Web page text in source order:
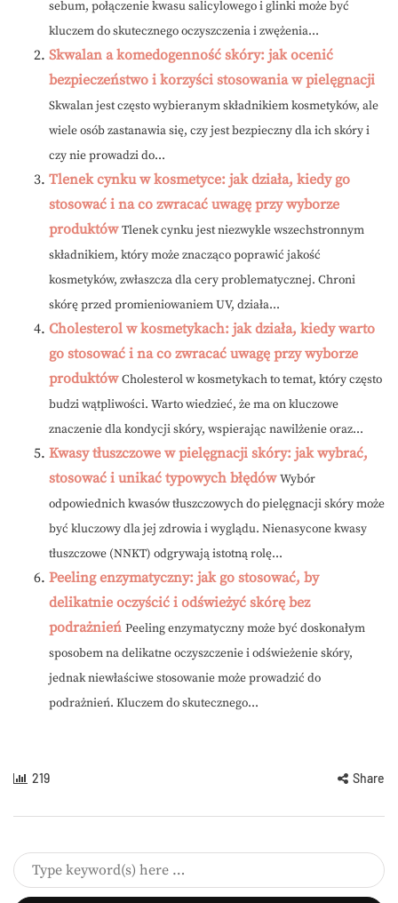
sebum, połączenie kwasu salicylowego i glinki może być
kluczem do skutecznego oczyszczenia i zwężenia...
Skwalan a komedogenność skóry: jak ocenić
bezpieczeństwo i korzyści stosowania w pielęgnacji
Skwalan jest często wybieranym składnikiem kosmetyków, ale
wiele osób zastanawia się, czy jest bezpieczny dla ich skóry i
czy nie prowadzi do...
Tlenek cynku w kosmetyce: jak działa, kiedy go
stosować i na co zwracać uwagę przy wyborze
produktów Tlenek cynku jest niezwykle wszechstronnym
składnikiem, który może znacząco poprawić jakość
kosmetyków, zwłaszcza dla cery problematycznej. Chroni
skórę przed promieniowaniem UV, działa...
Cholesterol w kosmetykach: jak działa, kiedy warto
go stosować i na co zwracać uwagę przy wyborze
produktów Cholesterol w kosmetykach to temat, który często
budzi wątpliwości. Warto wiedzieć, że ma on kluczowe
znaczenie dla kondycji skóry, wspierając nawilżenie oraz...
Kwasy tłuszczowe w pielęgnacji skóry: jak wybrać,
stosować i unikać typowych błędów Wybór
odpowiednich kwasów tłuszczowych do pielęgnacji skóry może
być kluczowy dla jej zdrowia i wyglądu. Nienasycone kwasy
tłuszczowe (NNKT) odgrywają istotną rolę...
Peeling enzymatyczny: jak go stosować, by
delikatnie oczyścić i odświeżyć skórę bez
podrażnień Peeling enzymatyczny może być doskonałym
sposobem na delikatne oczyszczenie i odświeżenie skóry,
jednak niewłaściwe stosowanie może prowadzić do
podrażnień. Kluczem do skutecznego...
219 Share